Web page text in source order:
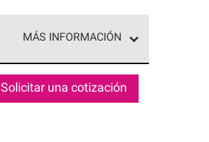
MÁS INFORMACIÓN
Solicitar una cotización